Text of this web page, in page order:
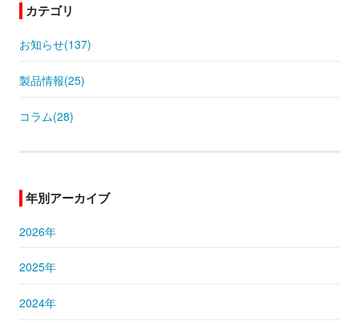
カテゴリ
お知らせ(137)
製品情報(25)
コラム(28)
年別アーカイブ
2026年
2025年
2024年